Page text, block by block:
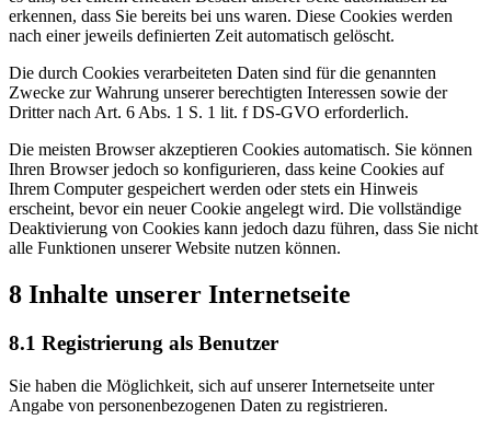
erkennen, dass Sie bereits bei uns waren. Diese Cookies werden
nach einer jeweils definierten Zeit automatisch gelöscht.
Die durch Cookies verarbeiteten Daten sind für die genannten
Zwecke zur Wahrung unserer berechtigten Interessen sowie der
Dritter nach Art. 6 Abs. 1 S. 1 lit. f DS-GVO erforderlich.
Die meisten Browser akzeptieren Cookies automatisch. Sie können
Ihren Browser jedoch so konfigurieren, dass keine Cookies auf
Ihrem Computer gespeichert werden oder stets ein Hinweis
erscheint, bevor ein neuer Cookie angelegt wird. Die vollständige
Deaktivierung von Cookies kann jedoch dazu führen, dass Sie nicht
alle Funktionen unserer Website nutzen können.
8 Inhalte unserer Internetseite
8.1 Registrierung als Benutzer
Sie haben die Möglichkeit, sich auf unserer Internetseite unter
Angabe von personenbezogenen Daten zu registrieren.